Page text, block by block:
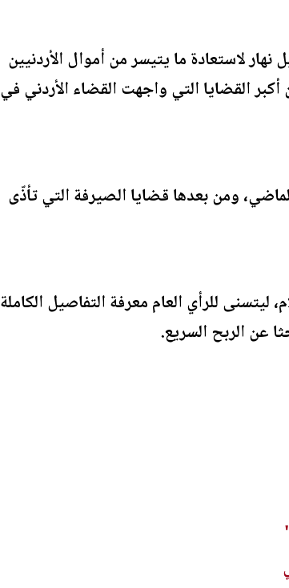
لاستعادة ما يتيسر من أموال الأردنيين
القضايا التي واجهت القضاء الأردني في
ومن بعدها قضايا الصيرفة التي تأذّى
للرأي العام معرفة التفاصيل الكاملة
عن الربح السريع.